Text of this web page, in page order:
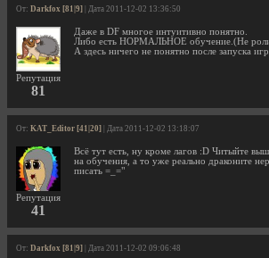
От: Darkfox [81|9] | Дата 2011-12-02 13:36:50
Репутация
81
Даже в DF многое интуитивно понятно.
Либо есть НОРМАЛЬНОЕ обучение.(Не
А здесь ничего не понятно после запуска
От: KAT_Editor [41|20] | Дата 2011-12-02 13:18:07
Репутация
41
Всё тут есть, ну кроме лагов :D Читыйте
на обучения, а то уже реально драконите
писать =_="
От: Darkfox [81|9] | Дата 2011-12-02 09:06:48